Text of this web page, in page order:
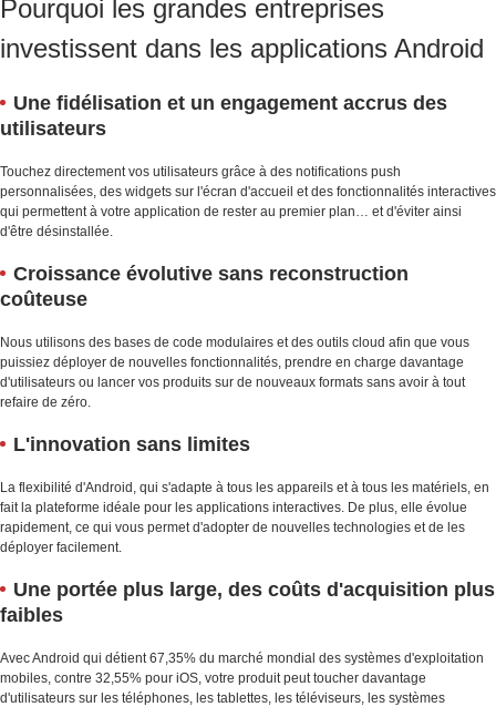
Pourquoi les grandes entreprises
investissent dans les applications Android
Une fidélisation et un engagement accrus des
utilisateurs
Touchez directement vos utilisateurs grâce à des notifications push
personnalisées, des widgets sur l'écran d'accueil et des fonctionnalités interactives
qui permettent à votre application de rester au premier plan… et d'éviter ainsi
d'être désinstallée.
Croissance évolutive sans reconstruction
coûteuse
Nous utilisons des bases de code modulaires et des outils cloud afin que vous
puissiez déployer de nouvelles fonctionnalités, prendre en charge davantage
d'utilisateurs ou lancer vos produits sur de nouveaux formats sans avoir à tout
refaire de zéro.
L'innovation sans limites
La flexibilité d'Android, qui s'adapte à tous les appareils et à tous les matériels, en
fait la plateforme idéale pour les applications interactives. De plus, elle évolue
rapidement, ce qui vous permet d'adopter de nouvelles technologies et de les
déployer facilement.
Une portée plus large, des coûts d'acquisition plus
faibles
Avec Android qui détient 67,35% du marché mondial des systèmes d'exploitation
mobiles, contre 32,55% pour iOS, votre produit peut toucher davantage
d'utilisateurs sur les téléphones, les tablettes, les téléviseurs, les systèmes